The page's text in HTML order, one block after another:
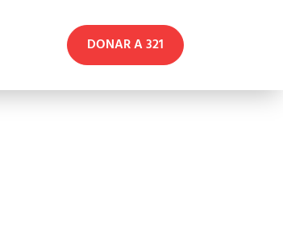
DONAR A 321